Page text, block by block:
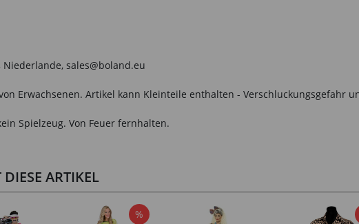
Niederlande, sales@boland.eu
Erwachsenen. Artikel kann Kleinteile enthalten - Verschluckungsgefahr
Spielzeug. Von Feuer fernhalten.
ARTIKEL
%